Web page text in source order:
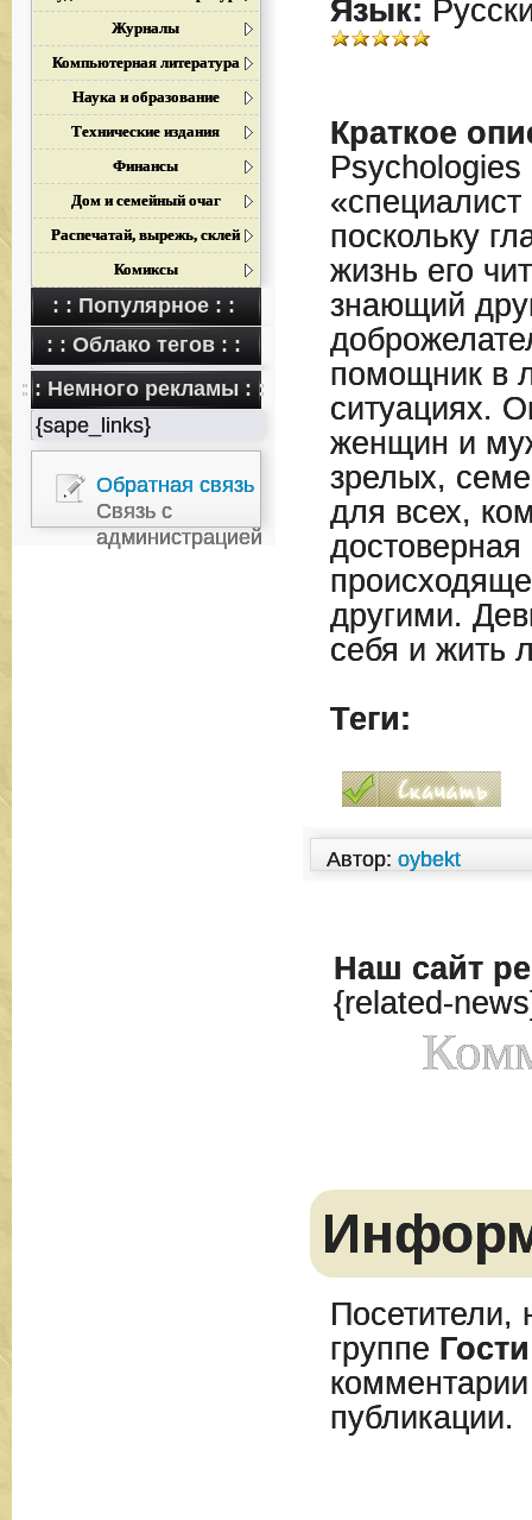
Журналы
Компьютерная литература
Наука и образование
Технические издания
Финансы
Дом и семейный очаг
Распечатай, вырежь, склей
Комиксы
: : Популярное : :
: : Облако тегов : :
: : Немного рекламы : :
{sape_links}
Обратная связь
Связь с
администрацией
Язык:
Краткое
поскольку
жизнь его
знающий
помощник в
ситуациях.
женщин и
зрелых,
для всех,
другими.
себя и жить
Теги:
Автор: oybekt
Наш сайт
{related-
Посетители,
группе Гости
публикации.